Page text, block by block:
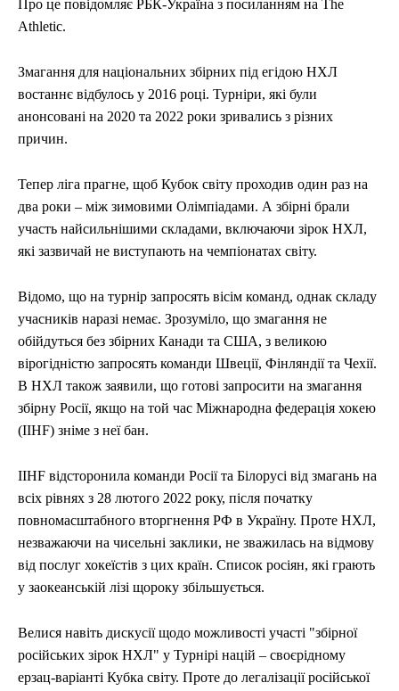
Про це повідомляє РБК-Україна з посиланням на The
Athletic.
Змагання для національних збірних під егідою НХЛ
востаннє відбулось у 2016 році. Турніри, які були
анонсовані на 2020 та 2022 роки зривались з різних
причин.
Тепер ліга прагне, щоб Кубок світу проходив один раз на
два роки – між зимовими Олімпіадами. А збірні брали
участь найсильнішими складами, включаючи зірок НХЛ,
які зазвичай не виступають на чемпіонатах світу.
Відомо, що на турнір запросять вісім команд, однак складу
учасників наразі немає. Зрозуміло, що змагання не
обійдуться без збірних Канади та США, з великою
вірогідністю запросять команди Швеції, Фінляндії та Чехії.
В НХЛ також заявили, що готові запросити на змагання
збірну Росії, якщо на той час Міжнародна федерація хокею
(IIHF) зніме з неї бан.
IIHF відсторонила команди Росії та Білорусі від змагань на
всіх рівнях з 28 лютого 2022 року, після початку
повномасштабного вторгнення РФ в Україну. Проте НХЛ,
незважаючи на чисельні заклики, не зважилась на відмову
від послуг хокеїстів з цих країн. Список росіян, які грають
у заокеанській лізі щороку збільшується.
Велися навіть дискусії щодо можливості участі "збірної
російських зірок НХЛ" у Турнірі націй – своєрідному
ерзац-варіанті Кубка світу. Проте до легалізації російської